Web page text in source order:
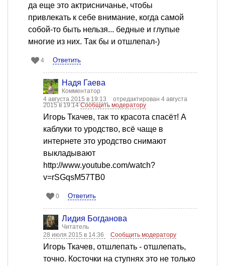
да еще это актрисничанье, чтобы
привлекать к себе внимание, когда самой
собой-то быть нельзя... бедные и глупые
многие из них. Так бы и отшлепал-)
4 Ответить
Надя Гаева
Комментатор
4 августа 2015 в 19:13
отредактирован 4 августа
2015 в 19:14Сообщить модератору
Игорь Ткачев, так то красота спасёт! А
каблуки то уродство, всё чаще в
интернете это уродство снимают
выкладывают
http://www.youtube.com/watch?
v=rSGqsM57TB0
0 Ответить
Лидия Богданова
Читатель
28 июля 2015 в 14:36
Сообщить модератору
Игорь Ткачев, отшлепать - отшлепать,
точно. Косточки на ступнях это не только